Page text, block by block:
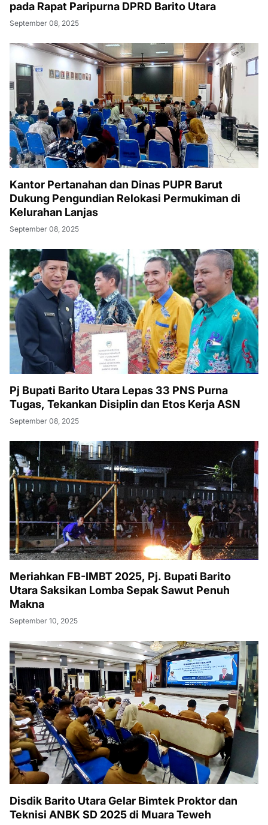
pada Rapat Paripurna DPRD Barito Utara
September 08, 2025
Kantor Pertanahan dan Dinas PUPR Barut
Dukung Pengundian Relokasi Permukiman di
Kelurahan Lanjas
September 08, 2025
Pj Bupati Barito Utara Lepas 33 PNS Purna
Tugas, Tekankan Disiplin dan Etos Kerja ASN
September 08, 2025
Meriahkan FB-IMBT 2025, Pj. Bupati Barito
Utara Saksikan Lomba Sepak Sawut Penuh
Makna
September 10, 2025
Disdik Barito Utara Gelar Bimtek Proktor dan
Teknisi ANBK SD 2025 di Muara Teweh